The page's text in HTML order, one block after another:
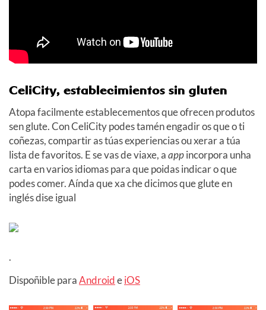
CeliCity, establecimientos sin gluten
Atopa facilmente establecementos que ofrecen produtos
sen glute. Con CeliCity podes tamén engadir os que o ti
coñezas, compartir as túas experiencias ou xerar a túa
lista de favoritos. E se vas de viaxe, aappincorpora unha
carta en varios idiomas para que poidas indicar o que
podes comer. Aínda que xa che dicimos que glute en
inglés dise igual
.
Dispoñible paraAndroideiOS